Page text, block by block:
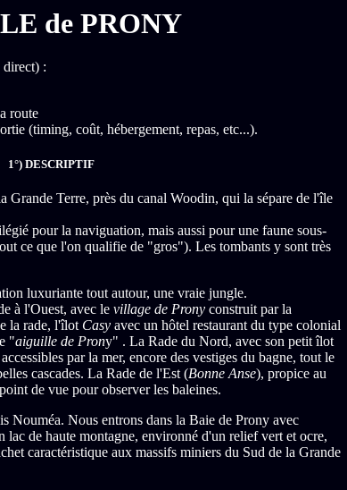
de PRONY
direct) :
route
(timing, coût, hébergement, repas, etc...).
1°) DESCRIPTIF
Grande Terre, près du canal Woodin, qui la sépare de l'île
pour la naviguation, mais aussi pour une faune sous-
ce que l'on qualifie de "gros"). Les tombants y sont très
luxuriante tout autour, une vraie jungle.
à l'Ouest, avec le village de Prony construit par la
la rade, l'îlot Casy avec un hôtel restaurant du type colonial
"aiguille de Prony" . La Rade du Nord, avec son petit îlot
par la mer, encore des vestiges du bagne, tout le
cascades. La Rade de l'Est (Bonne Anse), propice au
de vue pour observer les baleines.
Nouméa. Nous entrons dans la Baie de Prony avec
de haute montagne, environné d'un relief vert et ocre,
caractéristique aux massifs miniers du Sud de la Grande